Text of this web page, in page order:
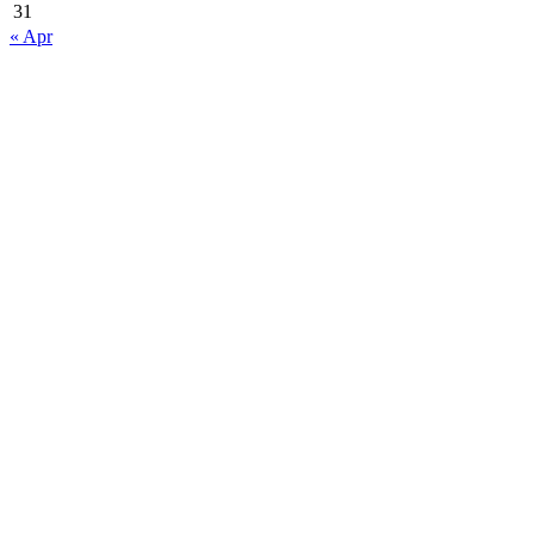
31
« Apr